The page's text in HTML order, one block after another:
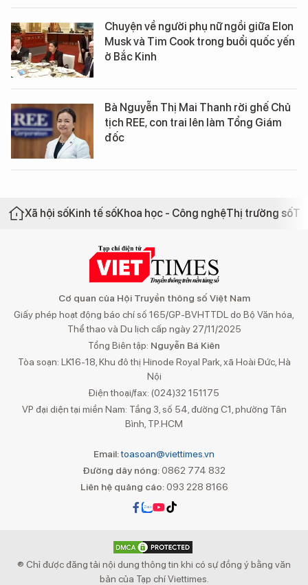
Chuyện về người phụ nữ ngồi giữa Elon
Musk và Tim Cook trong buổi quốc yến
ở Bắc Kinh
Bà Nguyễn Thị Mai Thanh rời ghế Chủ
tịch REE, con trai lên làm Tổng Giám
đốc
Xã hội sốKinh tế sốKhoa học - Công nghệThị trường số
Cơ quan của Hội Truyền thông số Việt Nam
Giấy phép hoạt động báo chí số 165/GP-BVHTTDL do Bộ Văn hóa,
Thể thao và Du lịch cấp ngày 27/11/2025
Tổng Biên tập: Nguyễn Bá Kiên
Tòa soạn: LK16-18, Khu đô thị Hinode Royal Park, xã Hoài Đức, Hà
Nội
Điện thoại/fax: (024)32 151175
VP đại diện tại miền Nam: Tầng 3, số 54, đường C1, phường Tân
Bình, TP.HCM
Email:toasoan@viettimes.vn
Đường dây nóng: 0862 774 832
Liên hệ quảng cáo:093 228 8166
® Chỉ được đăng tải nội dung thông tin khi có sự đồng ý bằng văn
bản của Tạp chí Viettimes.